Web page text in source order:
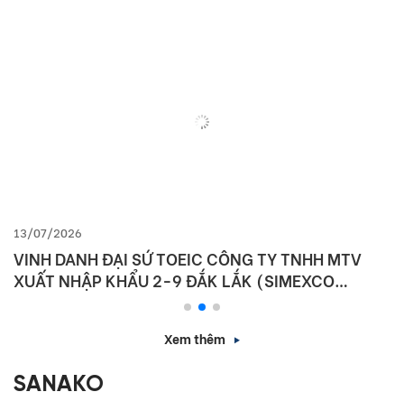
13/07/2026
VINH DANH ĐẠI SỨ TOEIC CÔNG TY TNHH MTV
XUẤT NHẬP KHẨU 2-9 ĐẮK LẮK (SIMEXCO
Xem thêm
SANAKO